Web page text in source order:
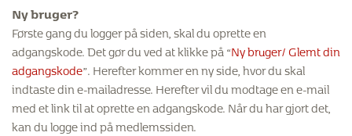
Ny bruger?
Første gang du logger på siden, skal du oprette en
adgangskode. Det gør du ved at klikke på “Ny bruger/ Glemt din
adgangskode”. Herefter kommer en ny side, hvor du skal
indtaste din e-mailadresse. Herefter vil du modtage en e-mail
med et link til at oprette en adgangskode. Når du har gjort det,
kan du logge ind på medlemssiden.